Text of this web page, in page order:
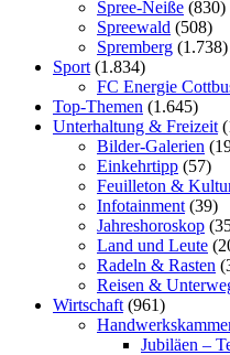
Spree-Neiße (830)
Spreewald (508)
Spremberg (1.738)
Sport (1.834)
FC Energie
Top-Themen (1.645)
Unterhaltung & Freizeit
Bilder-Galerien
Einkehrtipp (57)
Feuilleton &
Infotainment (39)
Jahreshoroskop
Land und Leute
Radeln & Rasten
Reisen &
Wirtschaft (961)
Jubiläen –